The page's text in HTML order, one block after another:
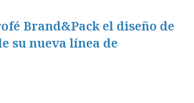
Brand&Pack el diseño de
su nueva línea de